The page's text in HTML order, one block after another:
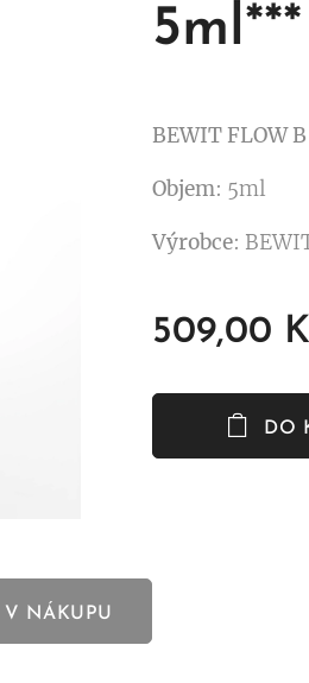
5ml***
BEWIT FLOW
Objem: 5ml
Výrobce:
509,00
DO
V NÁKUPU